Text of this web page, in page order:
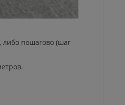
пошагово (шаг